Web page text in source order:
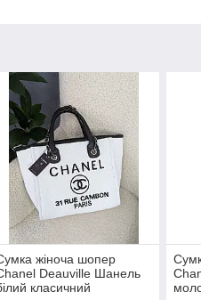
жіноча шопер
Deauville Шанель
класичний